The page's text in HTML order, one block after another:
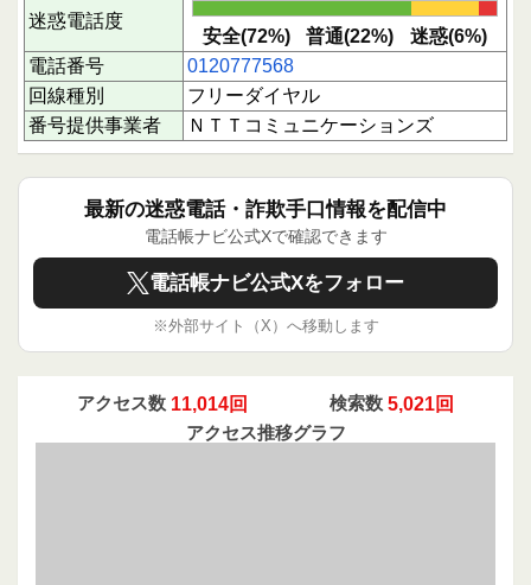
この番号からの着信は、ロケットナウの注文や配
送に関する重要な連絡である可能性が高い状況で
す。心当たりのある注文がある場合は、内容を確
認するために応答を検討してもよいでしょう。た
だし、個人情報の提示や不審な要求には注意が必
要です。電話帳ナビ側で電話発信を行い確認済み
の番号ですので、安心感はありますが、応答時は
下にスクロールすると実際に電話に応答された方
のクチコミを読むことができます。
あなたの1回のクチコミ投稿が、同じように不安
を感じる誰かの助けになります。ぜひ情報共有に
ご協力ください。
迷惑電話度
安全(72%) 普通(22%)
迷惑(6%)
電話番号
0120777568
回線種別
フリーダイヤル
番号提供事業者
ＮＴＴコミュニケーションズ
最新の迷惑電話・詐欺手口情報を配信中
電話帳ナビ公式Xで確認できます
電話帳ナビ公式Xをフォロー
※外部サイト（X）へ移動します
アクセス数 11,014回 検索数 5,021回
アクセス推移グラフ